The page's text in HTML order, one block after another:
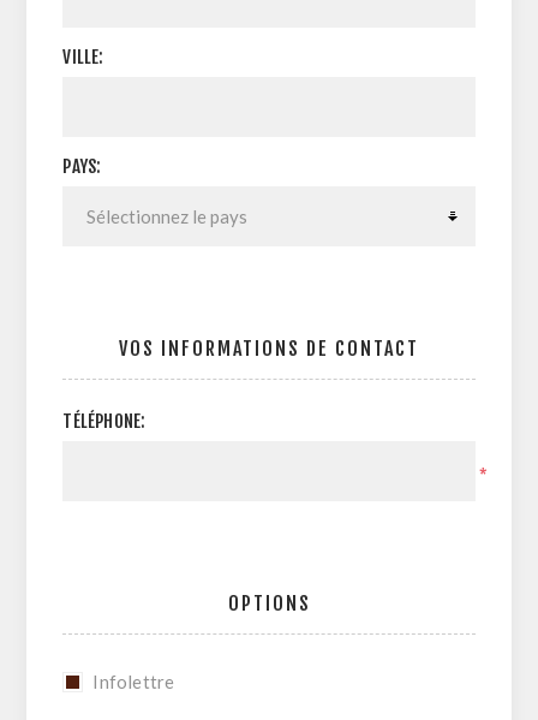
VILLE:
PAYS:
VOS INFORMATIONS DE CONTACT
TÉLÉPHONE:
*
OPTIONS
Infolettre